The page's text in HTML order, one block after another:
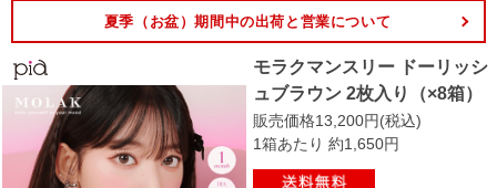
夏季（お盆）期間中の出荷と営業について
モラクマンスリー ドーリッシ
ュブラウン 2枚入り（×8箱）
販売価格13,200円(税込)
1箱あたり 約1,650円